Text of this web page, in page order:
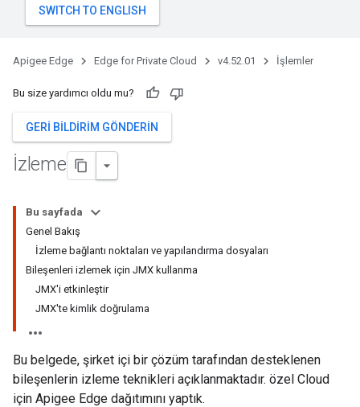
Apigee Edge Edge for Private Cloud v4.52.01 İşlemler
Bu size yardımcı oldu mu?
GERI BILDIRIM GÖNDERIN
İzleme
Bu sayfada
Genel Bakış
İzleme bağlantı noktaları ve yapılandırma dosyaları
Bileşenleri izlemek için JMX kullanma
JMX'i etkinleştir
JMX'te kimlik doğrulama
Bu belgede, şirket içi bir çözüm tarafından desteklenen
bileşenlerin izleme teknikleri açıklanmaktadır. özel Cloud
için Apigee Edge dağıtımını yaptık.